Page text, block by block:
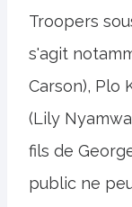
Troopers
s'agit
Carson), Plo
(Lily
fils de
public ne